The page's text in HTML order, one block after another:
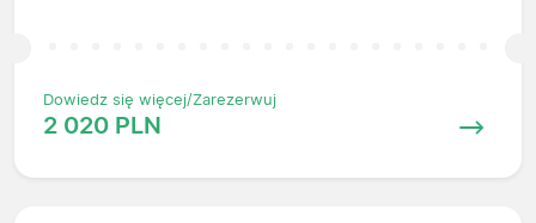
Dowiedz się więcej/Zarezerwuj
2 020 PLN